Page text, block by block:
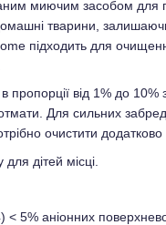
миючим засобом для
тварини,
підходить для
пропорції від 1% до
Для сильних
очистити
дітей місці.
< 5% аніонних